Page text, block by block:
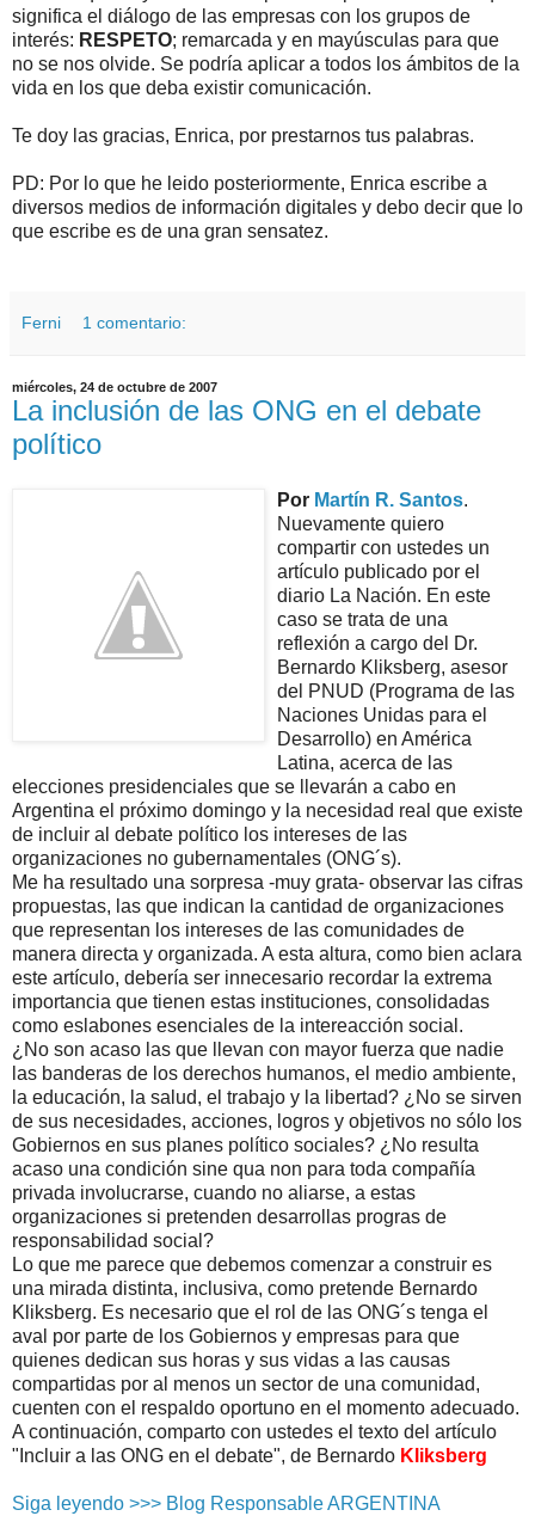
significa el diálogo de las empresas con los grupos de
interés: RESPETO; remarcada y en mayúsculas para que
no se nos olvide. Se podría aplicar a todos los ámbitos de la
vida en los que deba existir comunicación.
Te doy las gracias, Enrica, por prestarnos tus palabras.
PD: Por lo que he leido posteriormente, Enrica escribe a
diversos medios de información digitales y debo decir que lo
que escribe es de una gran sensatez.
Ferni 1 comentario:
miércoles, 24 de octubre de 2007
La inclusión de las ONG en el debate
político
Por Martín R. Santos.
Nuevamente quiero
compartir con ustedes un
artículo publicado por el
diario La Nación. En este
caso se trata de una
reflexión a cargo del Dr.
Bernardo Kliksberg, asesor
del PNUD (Programa de las
Naciones Unidas para el
Desarrollo) en América
Latina, acerca de las
elecciones presidenciales que se llevarán a cabo en
Argentina el próximo domingo y la necesidad real que existe
de incluir al debate político los intereses de las
organizaciones no gubernamentales (ONG´s).
Me ha resultado una sorpresa -muy grata- observar las cifras
propuestas, las que indican la cantidad de organizaciones
que representan los intereses de las comunidades de
manera directa y organizada. A esta altura, como bien aclara
este artículo, debería ser innecesario recordar la extrema
importancia que tienen estas instituciones, consolidadas
como eslabones esenciales de la intereacción social.
¿No son acaso las que llevan con mayor fuerza que nadie
las banderas de los derechos humanos, el medio ambiente,
la educación, la salud, el trabajo y la libertad? ¿No se sirven
de sus necesidades, acciones, logros y objetivos no sólo los
Gobiernos en sus planes político sociales? ¿No resulta
acaso una condición sine qua non para toda compañía
privada involucrarse, cuando no aliarse, a estas
organizaciones si pretenden desarrollas progras de
responsabilidad social?
Lo que me parece que debemos comenzar a construir es
una mirada distinta, inclusiva, como pretende Bernardo
Kliksberg. Es necesario que el rol de las ONG´s tenga el
aval por parte de los Gobiernos y empresas para que
quienes dedican sus horas y sus vidas a las causas
compartidas por al menos un sector de una comunidad,
cuenten con el respaldo oportuno en el momento adecuado.
A continuación, comparto con ustedes el texto del artículo
"Incluir a las ONG en el debate", de Bernardo Kliksberg
Siga leyendo >>> Blog Responsable ARGENTINA